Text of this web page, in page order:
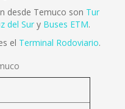
desde Temuco son Tur
del Sur y Buses ETM.
el Terminal Rodoviario.